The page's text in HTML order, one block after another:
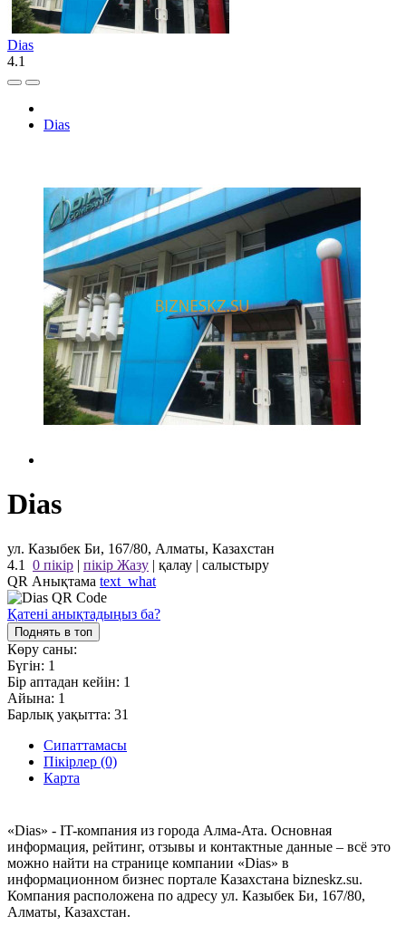
Dias
4.1
Dias
Dias
ул. Казыбек Би, 167/80, Алматы, Казахстан
4.1
0 пікір | пікір Жазу | қалау | салыстыру
QR Анықтама text_what
Қатені анықтадыңыз ба?
Поднять в топ
Көру саны:
Бүгін: 1
Бір аптадан кейін: 1
Айына: 1
Барлық уақытта: 31
Сипаттамасы
Пікірлер (0)
Карта
«Dias» - IT-компания из города Алма-Ата. Основная
информация, рейтинг, отзывы и контактные данные – всё это
можно найти на странице компании «Dias» в
информационном бизнес портале Казахстана bizneskz.su.
Компания расположена по адресу ул. Казыбек Би, 167/80,
Алматы, Казахстан.